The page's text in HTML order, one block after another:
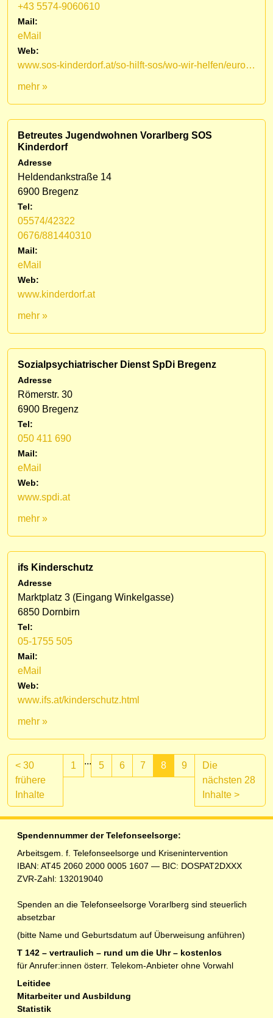
+43 5574-9060610
Mail:
eMail
Web:
www.sos-kinderdorf.at/so-hilft-sos/wo-wir-helfen/europa/oesterreich/vorarlberg
mehr »
Betreutes Jugendwohnen Vorarlberg SOS
Kinderdorf
Adresse
Heldendankstraße 14
6900 Bregenz
Tel:
05574/42322
0676/881440310
Mail:
eMail
Web:
www.kinderdorf.at
mehr »
Sozialpsychiatrischer Dienst SpDi Bregenz
Adresse
Römerstr. 30
6900 Bregenz
Tel:
050 411 690
Mail:
eMail
Web:
www.spdi.at
mehr »
ifs Kinderschutz
Adresse
Marktplatz 3 (Eingang Winkelgasse)
6850 Dornbirn
Tel:
05-1755 505
Mail:
eMail
Web:
www.ifs.at/kinderschutz.html
mehr »
< 30
frühere
Inhalte
1 ... 5 6 7
8
9
Die
nächsten 28
Inhalte >
Spendennummer der Telefonseelsorge:
Arbeitsgem. f. Telefonseelsorge und Krisenintervention
IBAN: AT45 2060 2000 0005 1607 — BIC: DOSPAT2DXXX
ZVR-Zahl: 132019040
Spenden an die Telefonseelsorge Vorarlberg sind steuerlich
absetzbar
(bitte Name und Geburtsdatum auf Überweisung anführen)
T 142 – vertraulich – rund um die Uhr – kostenlos
für Anrufer:innen österr. Telekom-Anbieter ohne Vorwahl
Leitidee
Mitarbeiter und Ausbildung
Statistik